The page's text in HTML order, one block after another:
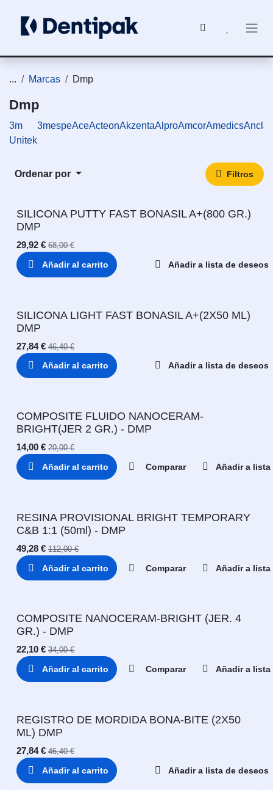
... Marcas Dmp
Dmp
3m
Unitek
3mespeAceActeonAkzentaAlproAmcorAmedics
Ordenar por Filtros
SILICONA PUTTY FAST BONASIL A+(800 GR.)
DMP
29,92 € 68,00€
Añadir al carrito Añadir a lista de deseos
SILICONA LIGHT FAST BONASIL A+(2X50 ML)
DMP
27,84€ 46,40€
Añadir al carrito Añadir a lista de deseos
COMPOSITE FLUIDO NANOCERAM-
BRIGHT(JER 2 GR.) - DMP
14,00 € 20,00€
Añadir al carrito Comparar Añadir a lista
RESINA PROVISIONAL BRIGHT TEMPORARY
C&B 1:1 (50ml) - DMP
49,28 € 112,00€
Añadir al carrito Comparar Añadir a lista
COMPOSITE NANOCERAM-BRIGHT (JER. 4
GR.) - DMP
22,10 € 34,00€
Añadir al carrito Comparar Añadir a lista
REGISTRO DE MORDIDA BONA-BITE (2X50
ML) DMP
27,84€ 46,40€
Añadir al carrito Añadir a lista de deseos